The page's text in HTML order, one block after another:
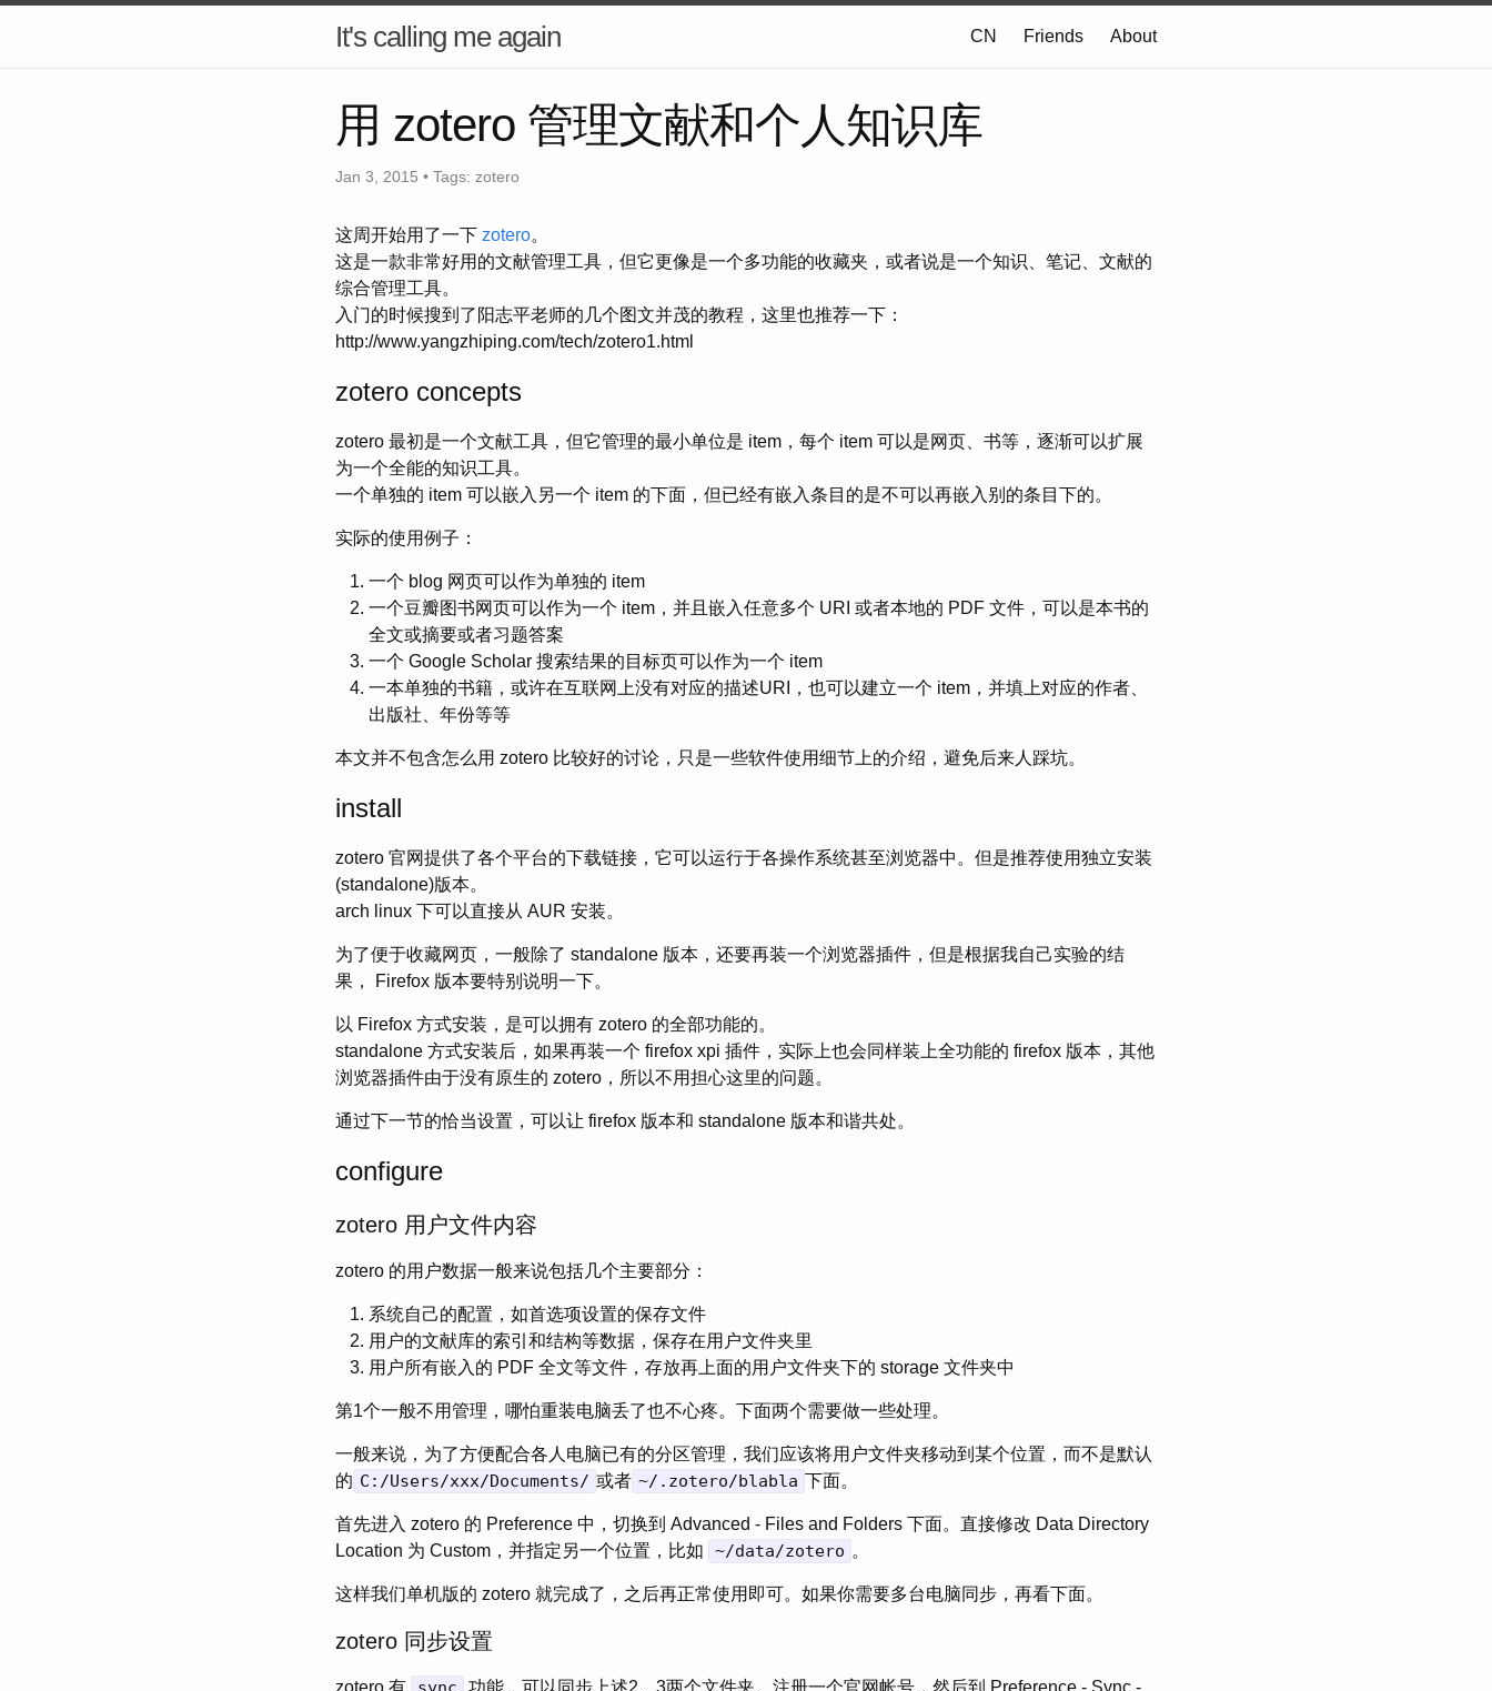
It's calling me again CN Friends About
用 zotero 管理文献和个人知识库
Jan 3, 2015 • Tags: zotero
这周开始用了一下 zotero。
这是一款非常好用的文献管理工具，但它更像是一个多功能的收藏夹，或者说是一个知识、笔记、文献的
综合管理工具。
入门的时候搜到了阳志平老师的几个图文并茂的教程，这里也推荐一下：
http://www.yangzhiping.com/tech/zotero1.html
zotero concepts
zotero 最初是一个文献工具，但它管理的最小单位是 item，每个 item 可以是网页、书等，逐渐可以扩展
为一个全能的知识工具。
一个单独的 item 可以嵌入另一个 item 的下面，但已经有嵌入条目的是不可以再嵌入别的条目下的。
实际的使用例子：
一个 blog 网页可以作为单独的 item
一个豆瓣图书网页可以作为一个 item，并且嵌入任意多个 URI 或者本地的 PDF 文件，可以是本书的
全文或摘要或者习题答案
一个 Google Scholar 搜索结果的目标页可以作为一个 item
一本单独的书籍，或许在互联网上没有对应的描述URI，也可以建立一个 item，并填上对应的作者、
出版社、年份等等
本文并不包含怎么用 zotero 比较好的讨论，只是一些软件使用细节上的介绍，避免后来人踩坑。
install
zotero 官网提供了各个平台的下载链接，它可以运行于各操作系统甚至浏览器中。但是推荐使用独立安装
(standalone)版本。
arch linux 下可以直接从 AUR 安装。
为了便于收藏网页，一般除了 standalone 版本，还要再装一个浏览器插件，但是根据我自己实验的结
果， Firefox 版本要特别说明一下。
以 Firefox 方式安装，是可以拥有 zotero 的全部功能的。
standalone 方式安装后，如果再装一个 firefox xpi 插件，实际上也会同样装上全功能的 firefox 版本，其他
浏览器插件由于没有原生的 zotero，所以不用担心这里的问题。
通过下一节的恰当设置，可以让 firefox 版本和 standalone 版本和谐共处。
configure
zotero 用户文件内容
zotero 的用户数据一般来说包括几个主要部分：
系统自己的配置，如首选项设置的保存文件
用户的文献库的索引和结构等数据，保存在用户文件夹里
用户所有嵌入的 PDF 全文等文件，存放再上面的用户文件夹下的 storage 文件夹中
第1个一般不用管理，哪怕重装电脑丢了也不心疼。下面两个需要做一些处理。
一般来说，为了方便配合各人电脑已有的分区管理，我们应该将用户文件夹移动到某个位置，而不是默认
的 C:/Users/xxx/Documents/ 或者 ~/.zotero/blabla 下面。
首先进入 zotero 的 Preference 中，切换到 Advanced - Files and Folders 下面。直接修改 Data Directory
Location 为 Custom，并指定另一个位置，比如
~/data/zotero 。
这样我们单机版的 zotero 就完成了，之后再正常使用即可。如果你需要多台电脑同步，再看下面。
zotero 同步设置
zotero 有
功能，可以同步上述2、3两个文件夹。注册一个官网帐号，然后到 Preference - Sync -